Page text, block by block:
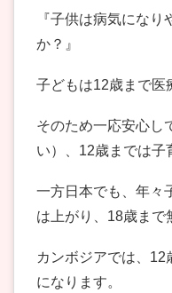
『子供は病気にな
か？』
子どもは12歳まで医
そのため一応安心し
い）、12歳までは子
一方日本でも、年々
は上がり、18歳まで
カンボジアでは、
になります。